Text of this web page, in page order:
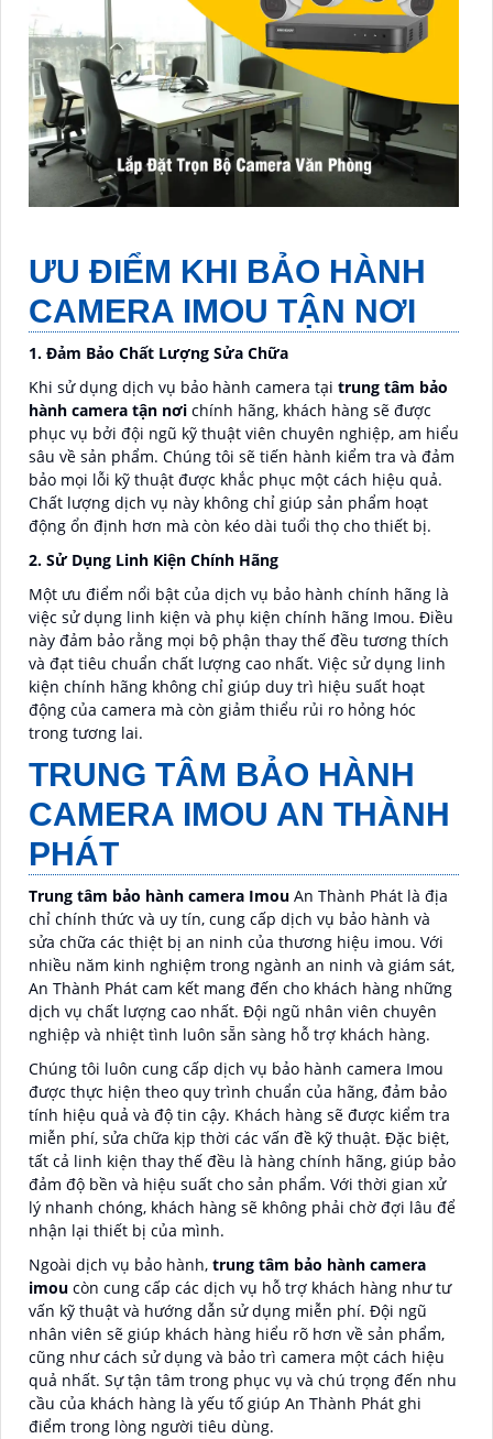
ƯU ĐIỂM KHI BẢO HÀNH
CAMERA IMOU TẬN NƠI
1. Đảm Bảo Chất Lượng Sửa Chữa
Khi sử dụng dịch vụ bảo hành camera tại trung tâm bảo
hành camera tận nơi chính hãng, khách hàng sẽ được
phục vụ bởi đội ngũ kỹ thuật viên chuyên nghiệp, am hiểu
sâu về sản phẩm. Chúng tôi sẽ tiến hành kiểm tra và đảm
bảo mọi lỗi kỹ thuật được khắc phục một cách hiệu quả.
Chất lượng dịch vụ này không chỉ giúp sản phẩm hoạt
động ổn định hơn mà còn kéo dài tuổi thọ cho thiết bị.
2. Sử Dụng Linh Kiện Chính Hãng
Một ưu điểm nổi bật của dịch vụ bảo hành chính hãng là
việc sử dụng linh kiện và phụ kiện chính hãng Imou. Điều
này đảm bảo rằng mọi bộ phận thay thế đều tương thích
và đạt tiêu chuẩn chất lượng cao nhất. Việc sử dụng linh
kiện chính hãng không chỉ giúp duy trì hiệu suất hoạt
động của camera mà còn giảm thiểu rủi ro hỏng hóc
trong tương lai.
TRUNG TÂM BẢO HÀNH
CAMERA IMOU AN THÀNH
PHÁT
Trung tâm bảo hành camera Imou An Thành Phát là địa
chỉ chính thức và uy tín, cung cấp dịch vụ bảo hành và
sửa chữa các thiệt bị an ninh của thương hiệu imou. Với
nhiều năm kinh nghiệm trong ngành an ninh và giám sát,
An Thành Phát cam kết mang đến cho khách hàng những
dịch vụ chất lượng cao nhất. Đội ngũ nhân viên chuyên
nghiệp và nhiệt tình luôn sẵn sàng hỗ trợ khách hàng.
Chúng tôi luôn cung cấp dịch vụ bảo hành camera Imou
được thực hiện theo quy trình chuẩn của hãng, đảm bảo
tính hiệu quả và độ tin cậy. Khách hàng sẽ được kiểm tra
miễn phí, sửa chữa kịp thời các vấn đề kỹ thuật. Đặc biệt,
tất cả linh kiện thay thế đều là hàng chính hãng, giúp bảo
đảm độ bền và hiệu suất cho sản phẩm. Với thời gian xử
lý nhanh chóng, khách hàng sẽ không phải chờ đợi lâu để
nhận lại thiết bị của mình.
Ngoài dịch vụ bảo hành, trung tâm bảo hành camera
imou còn cung cấp các dịch vụ hỗ trợ khách hàng như tư
vấn kỹ thuật và hướng dẫn sử dụng miễn phí. Đội ngũ
nhân viên sẽ giúp khách hàng hiểu rõ hơn về sản phẩm,
cũng như cách sử dụng và bảo trì camera một cách hiệu
quả nhất. Sự tận tâm trong phục vụ và chú trọng đến nhu
cầu của khách hàng là yếu tố giúp An Thành Phát ghi
điểm trong lòng người tiêu dùng.